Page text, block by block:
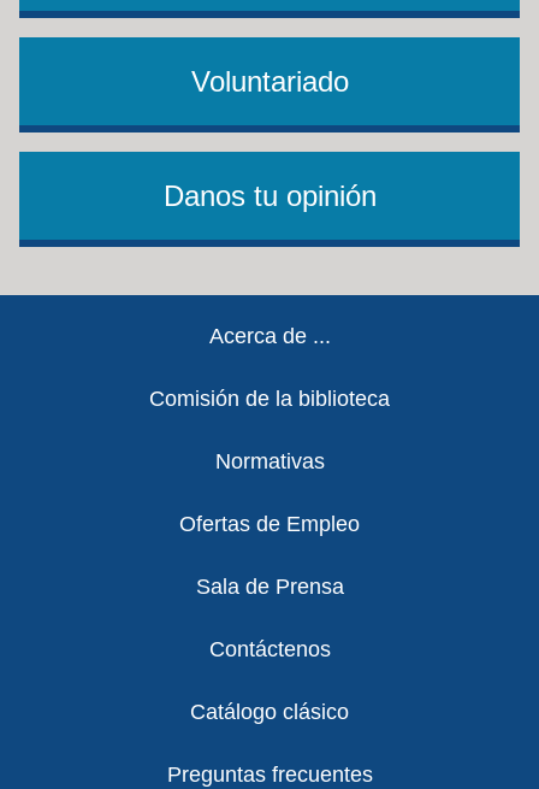
Voluntariado
Danos tu opinión
Acerca de ...
Comisión de la biblioteca
Normativas
Ofertas de Empleo
Sala de Prensa
Contáctenos
Catálogo clásico
Preguntas frecuentes